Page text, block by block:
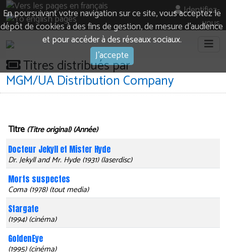
En poursuivant votre navigation sur ce site, vous acceptez le
dépôt de cookies à des fins de gestion, de mesure d’audience
et pour accéder à des réseaux sociaux.
J'accepte
Identifiez-
vous
Titres distribués par
MGM/UA Distribution Company
Titre (Titre original) (Année)
Docteur Jekyll et Mister Hyde
Dr. Jekyll and Mr. Hyde (1931) (laserdisc)
Morts suspectes
Coma (1978) (tout media)
Stargate
(1994) (cinéma)
GoldenEye
(1995) (cinéma)